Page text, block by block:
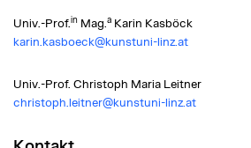
Univ.-Prof.in Mag.a Karin Kasböck
karin.kasboeck@kunstuni-linz.at
Univ.-Prof. Christoph Maria Leitner
christoph.leitner@kunstuni-linz.at